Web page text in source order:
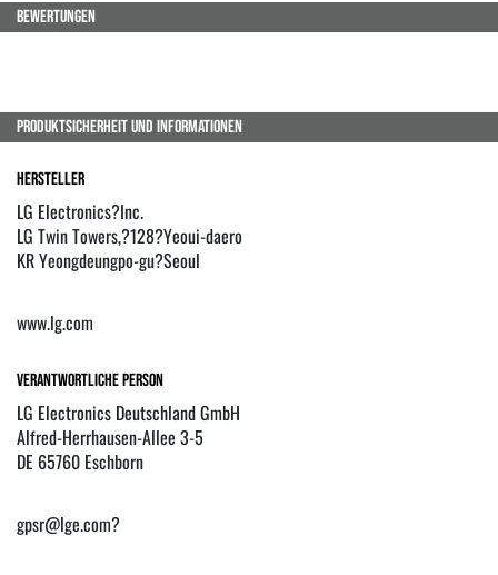
BEWERTUNGEN
PRODUKTSICHERHEIT UND INFORMATIONEN
Hersteller
LG Electronics?Inc.
LG Twin Towers,?128?Yeoui-daero
KR Yeongdeungpo-gu?Seoul
www.lg.com
Verantwortliche Person
LG Electronics Deutschland GmbH
Alfred-Herrhausen-Allee 3-5
DE 65760 Eschborn
gpsr@lge.com?